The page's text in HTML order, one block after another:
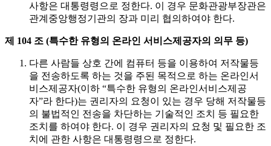
사항은 대통령령으로 정한다. 이 경우 문화관광부장관은
관계중앙행정기관의 장과 미리 협의하여야 한다.
제 104 조 (특수한 유형의 온라인 서비스제공자의 의무 등)
다른 사람들 상호 간에 컴퓨터 등을 이용하여 저작물등
을 전송하도록 하는 것을 주된 목적으로 하는 온라인서
비스제공자(이하 “특수한 유형의 온라인서비스제공
자”라 한다)는 권리자의 요청이 있는 경우 당해 저작물등
의 불법적인 전송을 차단하는 기술적인 조치 등 필요한
조치를 하여야 한다. 이 경우 권리자의 요청 및 필요한 조
치에 관한 사항은 대통령령으로 정한다.